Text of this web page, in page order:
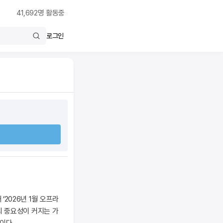
41,692명 활동중
로그인
‘2026년 1월 오프라
중요성이 커지는 가